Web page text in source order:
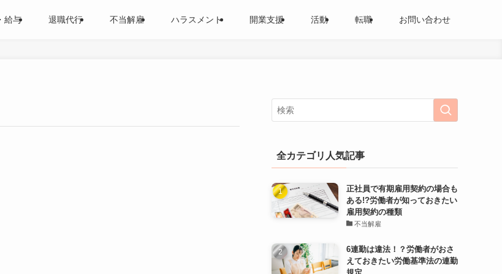
給与 退職代行 不当解雇 ハラスメント 開業支援 活動 転職 お問い合わせ
全カテゴリ人気記事
正社員で有期雇用契約の場合も
ある!?労働者が知っておきたい
雇用契約の種類
不当解雇
6連勤は違法！？労働者がおさ
えておきたい労働基準法の連勤